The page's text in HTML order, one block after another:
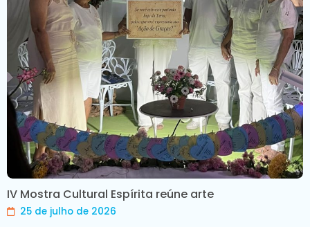
IV Mostra Cultural Espírita reúne arte
25 de julho de 2026